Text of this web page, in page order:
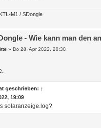
M1 / SDongle
- Wie kann man den
»Do 28. Apr 2022, 20:30
geschrieben: ↑
19:09
solaranzeige.log?